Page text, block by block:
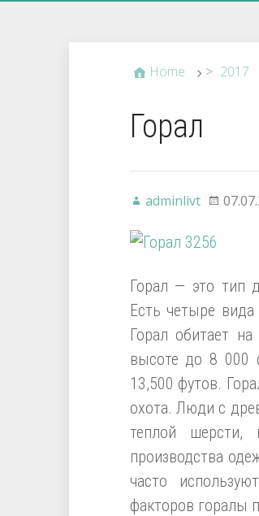
Home > 2017
Горал
adminlivt
Горал — это тип
Есть четыре
Горал обитает
высоте до 8 000
13,500 футов.
охота. Люди с
теплой шерсти,
производства
часто
факторов горалы